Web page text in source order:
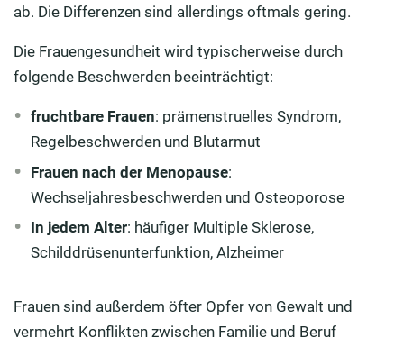
ab. Die Differenzen sind allerdings oftmals gering.
Die Frauengesundheit wird typischerweise durch
folgende Beschwerden beeinträchtigt:
fruchtbare Frauen: prämenstruelles Syndrom,
Regelbeschwerden und Blutarmut
Frauen nach der Menopause:
Wechseljahresbeschwerden und Osteoporose
In jedem Alter: häufiger Multiple Sklerose,
Schilddrüsenunterfunktion, Alzheimer
Frauen sind außerdem öfter Opfer von Gewalt und
vermehrt Konflikten zwischen Familie und Beruf